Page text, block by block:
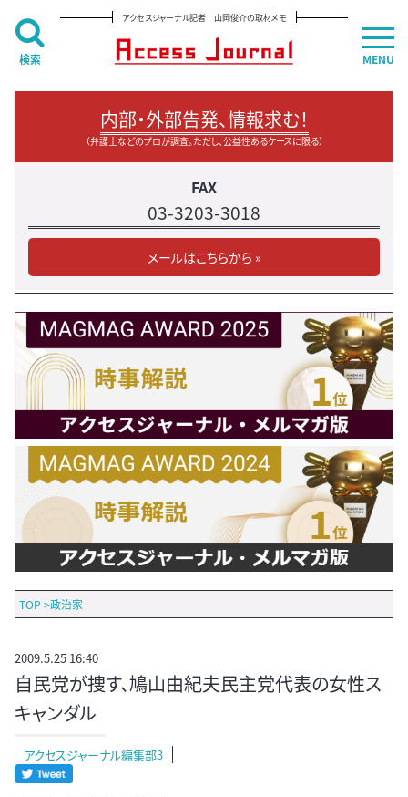
アクセスジャーナル記者 山岡俊介の取材メモ
内部・外部告発、情報求む！
（弁護士などのプロが調査。ただし、公益性あるケースに限る）
FAX
03-3203-3018
メールはこちらから »
TOP >政治家
2009.5.25 16:40
自民党が捜す、鳩山由紀夫民主党代表の女性ス
キャンダル
アクセスジャーナル編集部3
MENU
検索